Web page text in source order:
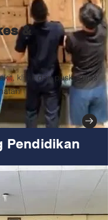
&
klinik dan puskesmas
Pendidikan